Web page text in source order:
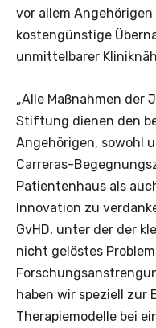
vor allem
kostengünstige
unmittelbarer
„Alle Maßnahmen der
Stiftung dienen den
Angehörigen, sowohl
Carreras-
Patientenhaus als
Innovation zu
GvHD, unter der der
nicht gelöstes
haben wir speziell zur
Therapiemodelle bei